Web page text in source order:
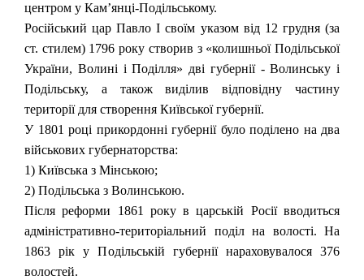
центром у Кам’янці-Подільському.
Російський цар Павло І своїм указом від 12 грудня (за
ст. стилем) 1796 року створив з «колишньої Подільської
України, Волині і Поділля» дві губернії - Волинську і
Подільську, а також виділив відповідну частину
території для створення Київської губернії.
У 1801 році прикордонні губернії було поділено на два
військових губернаторства:
1) Київська з Мінською;
2) Подільська з Волинською.
Після реформи 1861 року в царській Росії вводиться
адміністративно-територіальний поділ на волості. На
1863 рік у Подільській губернії нараховувалося 376
волостей.